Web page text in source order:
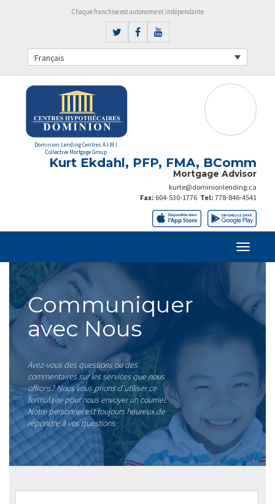
Chaque franchise est autonome et indépendante
Français
Dominion Lending Centres A.I.M.I.
Collective Mortgage Group
Kurt Ekdahl, PFP, FMA, BComm
Mortgage Advisor
kurte@dominionlending.ca
Tel: 778-846-4541
Fax: 604-530-1776
Communiquer
avec Nous
Avez-vous des questions ou des
commentaires sur les services que nous
offrons? Nous vous prions d’utiliser ce
formulaire pour nous envoyer un courriel.
Notre personnel est toujours heureux de
répondre à vos questions.